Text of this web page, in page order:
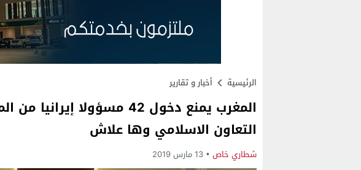
الرئيسية أخبار و تقارير
المغرب يمنع دخول 42 مسؤولا
التعاون الاسلامي وها علاش
شطاري خاص 13 مارس 2019